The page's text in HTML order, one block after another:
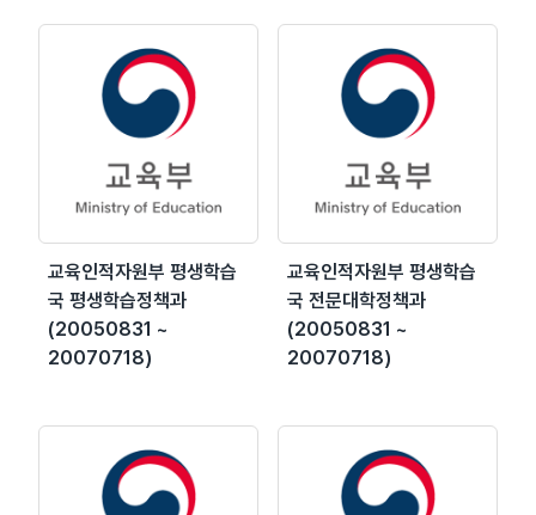
교육인적자원부 평생학습
국 평생학습정책과
(20050831 ~
20070718)
교육인적자원부 평생학습
국 전문대학정책과
(20050831 ~
20070718)